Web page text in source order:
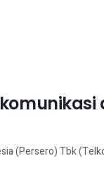
(Persero) Tbk